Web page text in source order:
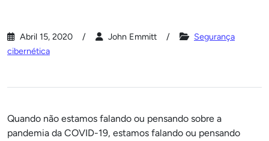
Abril 15, 2020 John Emmitt
Segurança
cibernética
Quando não estamos falando ou pensando sobre a
pandemia da COVID-19, estamos falando ou pensando